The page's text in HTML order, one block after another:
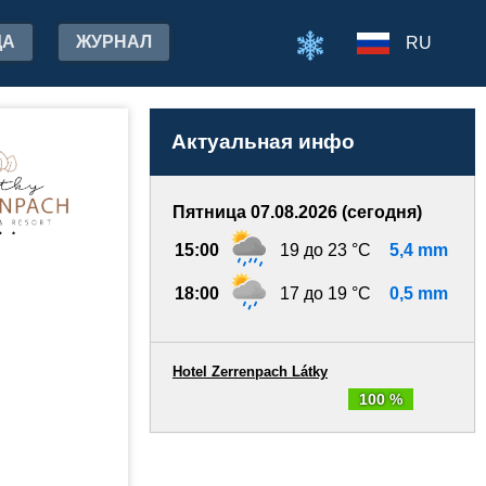
ЖУРНАЛ RU
Актуальная инфо
Пятница 07.08.2026 (сегодня)
15:00 19 до 23 °C 5,4 mm
18:00 17 до 19 °C 0,5 mm
100 %
Hotel Zerrenpach Látky